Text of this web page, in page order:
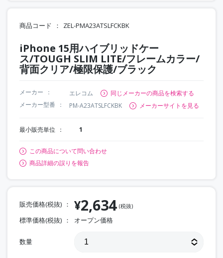
商品コード ZEL-PMA23ATSLFCKBK
iPhone 15用ハイブリッドケー
ス/TOUGH SLIM LITE/フレームカラー/
背面クリア/極限保護/ブラック
メーカー エレコム
同じメーカーの商品を検索する
メーカー型番
PM-A23ATSLFCKBK メーカーサイトを見る
最小販売単位 1
この商品について問い合わせ
商品詳細の誤りを報告
販売価格(税抜) ¥2,634 (税抜)
標準価格(税抜) オープン価格
数量